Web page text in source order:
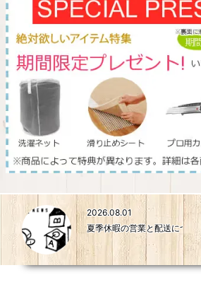
2026.08.01
夏季休暇の営業と配送について